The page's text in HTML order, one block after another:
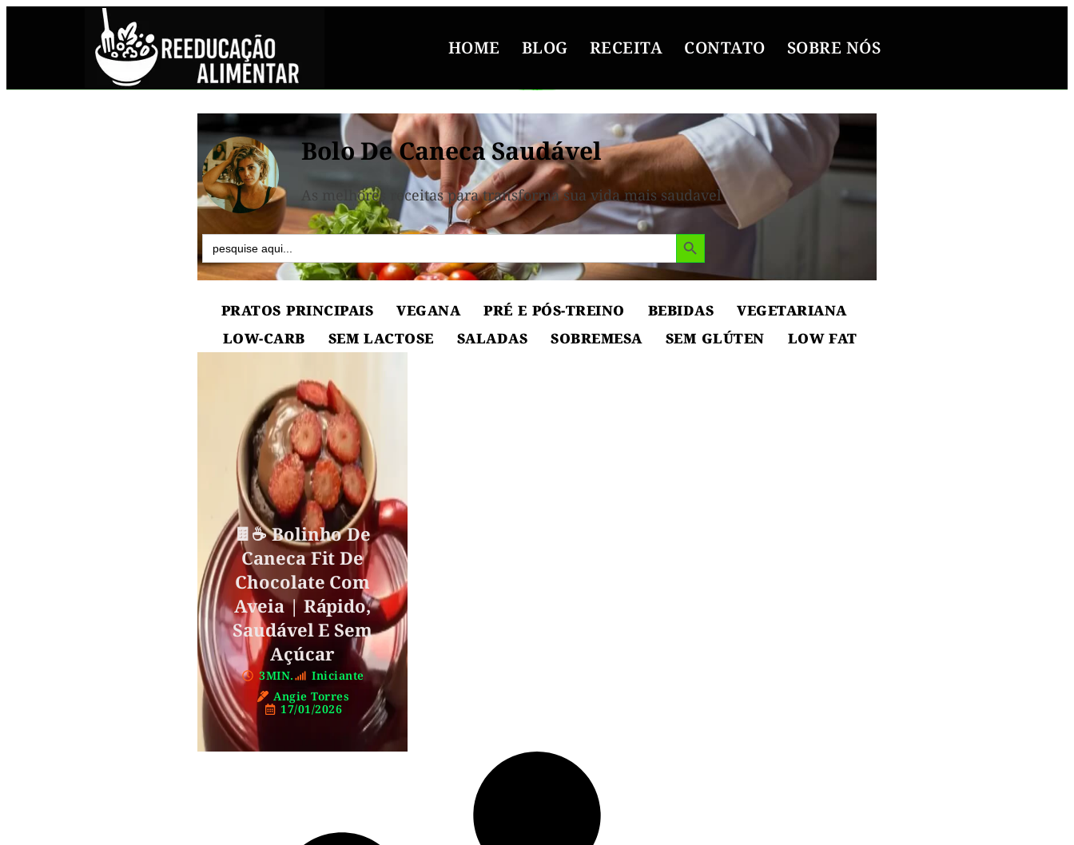
HOME BLOG RECEITA CONTATO SOBRE NÓS
Bolo De Caneca Saudável
As melhores receitas para transforma sua vida mais saudavel
Search
for:
Search Button
PRATOS PRINCIPAIS VEGANA PRÉ E PÓS-TREINO BEBIDAS
VEGETARIANA
LOW-CARB
SEM LACTOSE SALADAS SOBREMESA SEM GLÚTEN LOW FAT
🍫☕ Bolinho De
Caneca Fit De
Chocolate Com
Aveia | Rápido,
Saudável E Sem
Açúcar
3MIN.
Iniciante
Angie Torres
17/01/2026